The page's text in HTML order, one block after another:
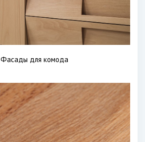
Фасады для комода